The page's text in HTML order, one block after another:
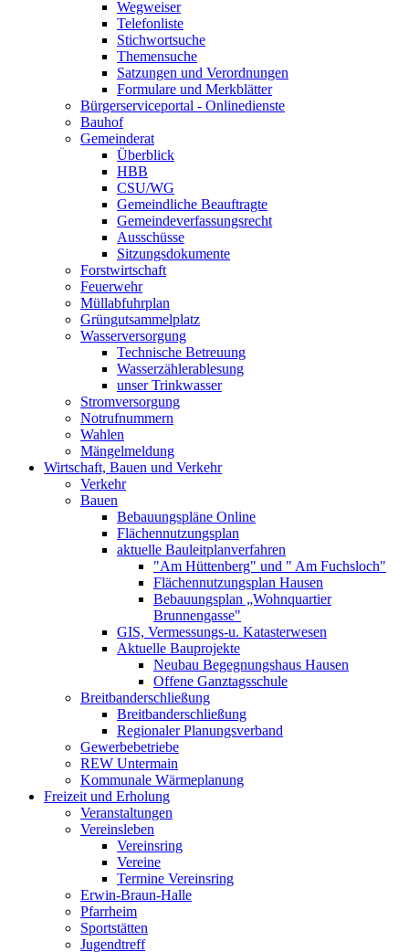
Wegweiser
Telefonliste
Stichwortsuche
Themensuche
Satzungen und Verordnungen
Formulare und Merkblätter
Bürgerserviceportal - Onlinedienste
Bauhof
Gemeinderat
Überblick
HBB
CSU/WG
Gemeindliche Beauftragte
Gemeindeverfassungsrecht
Ausschüsse
Sitzungsdokumente
Forstwirtschaft
Feuerwehr
Müllabfuhrplan
Grüngutsammelplatz
Wasserversorgung
Technische Betreuung
Wasserzählerablesung
unser Trinkwasser
Stromversorgung
Notrufnummern
Wahlen
Mängelmeldung
Wirtschaft, Bauen und Verkehr
Verkehr
Bauen
Bebauungspläne Online
Flächennutzungsplan
aktuelle Bauleitplanverfahren
"Am Hüttenberg" und " Am Fuchsloch"
Flächennutzungsplan Hausen
Bebauungsplan „Wohnquartier
Brunnengasse"
GIS, Vermessungs-u. Katasterwesen
Aktuelle Bauprojekte
Neubau Begegnungshaus Hausen
Offene Ganztagsschule
Breitbanderschließung
Breitbanderschließung
Regionaler Planungsverband
Gewerbebetriebe
REW Untermain
Kommunale Wärmeplanung
Freizeit und Erholung
Veranstaltungen
Vereinsleben
Vereinsring
Vereine
Termine Vereinsring
Erwin-Braun-Halle
Pfarrheim
Sportstätten
Jugendtreff